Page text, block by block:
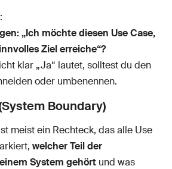
„Ich möchte diesen Use Case,
Ziel erreiche“?
klar „Ja“ lautet, solltest du den
oder umbenennen.
Boundary)
meist ein Rechteck, das alle Use
welcher Teil der
System gehört und was